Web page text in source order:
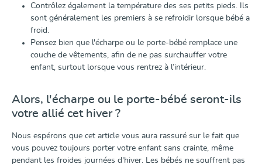
Contrôlez également la température des ses petits pieds. Ils
sont généralement les premiers à se refroidir lorsque bébé a
froid.
Pensez bien que l'écharpe ou le porte-bébé remplace une
couche de vêtements, afin de ne pas surchauffer votre
enfant, surtout lorsque vous rentrez à l’intérieur.
Alors, l'écharpe ou le porte-bébé seront-ils
votre allié cet hiver ?
Nous espérons que cet article vous aura rassuré sur le fait que
vous pouvez toujours porter votre enfant sans crainte, même
pendant les froides journées d'hiver. Les bébés ne souffrent pas